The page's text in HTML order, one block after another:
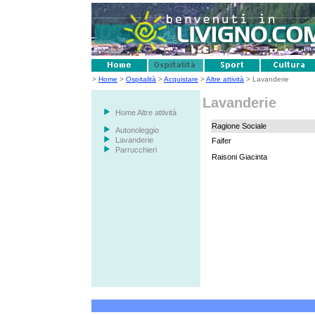
> Home > Ospitalità >Acquistare >Altre attività > Lavanderie
Home Altre attività
Autonoleggio
Lavanderie
Parrucchieri
Lavanderie
Ragione Sociale
Faifer
Raisoni Giacinta